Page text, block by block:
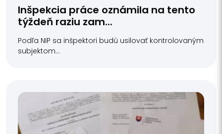
Inšpekcia práce oznámila na tento
týždeň raziu zam...
Podľa NIP sa inšpektori budú usilovať kontrolovaným
subjektom...